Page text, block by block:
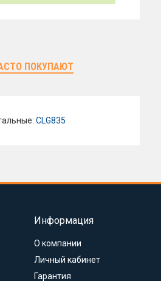
ПОКУПАЮТ
CLG835
Информация
О компании
Личный кабинет
Гарантия